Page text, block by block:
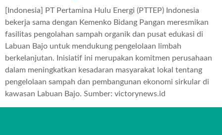
[Indonesia] PT Pertamina Hulu Energi (PTTEP) Indonesia
bekerja sama dengan Kemenko Bidang Pangan meresmikan
fasilitas pengolahan sampah organik dan pusat edukasi di
Labuan Bajo untuk mendukung pengelolaan limbah
berkelanjutan. Inisiatif ini merupakan komitmen perusahaan
dalam meningkatkan kesadaran masyarakat lokal tentang
pengelolaan sampah dan pembangunan ekonomi sirkular di
kawasan Labuan Bajo. Sumber: victorynews.id